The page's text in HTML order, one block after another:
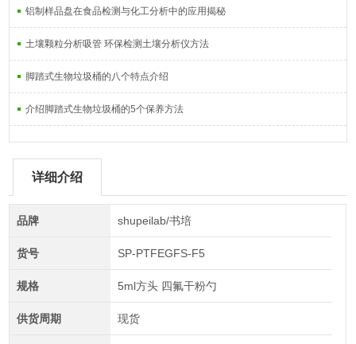
铝制样品盘在食品检测与化工分析中的应用揭秘
土壤颗粒分析吸管 环保检测土壤分析仪方法
脚踏式生物垃圾桶的八个特点介绍
介绍脚踏式生物垃圾桶的5个保养方法
详细介绍
品牌 shupeilab/书培
货号 SP-PTFEGFS-F5
规格 5ml方头 四氟干粉勺
供货周期 现货